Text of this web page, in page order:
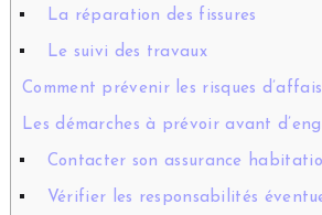
La réparation des fissures
Le suivi des travaux
Comment prévenir les risques
Les démarches à prévoir avant
Contacter son assurance
Vérifier les responsabilités